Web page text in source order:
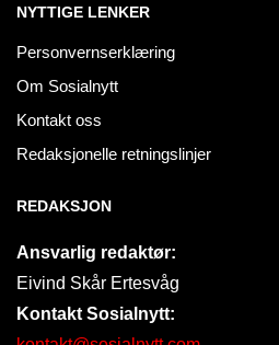
NYTTIGE LENKER
Personvernserklæring
Om Sosialnytt
Kontakt oss
Redaksjonelle retningslinjer
REDAKSJON
Ansvarlig redaktør:
Eivind Skår Ertesvåg
Kontakt Sosialnytt: